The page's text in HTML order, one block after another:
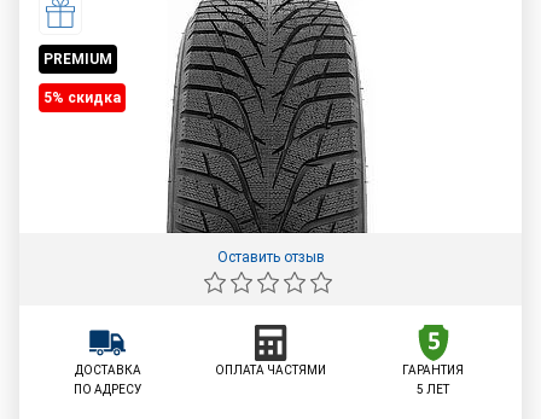
PREMIUM
5% cкидка
Оставить отзыв
ДОСТАВКА
ПО АДРЕСУ
ОПЛАТА ЧАСТЯМИ
ГАРАНТИЯ
5 ЛЕТ